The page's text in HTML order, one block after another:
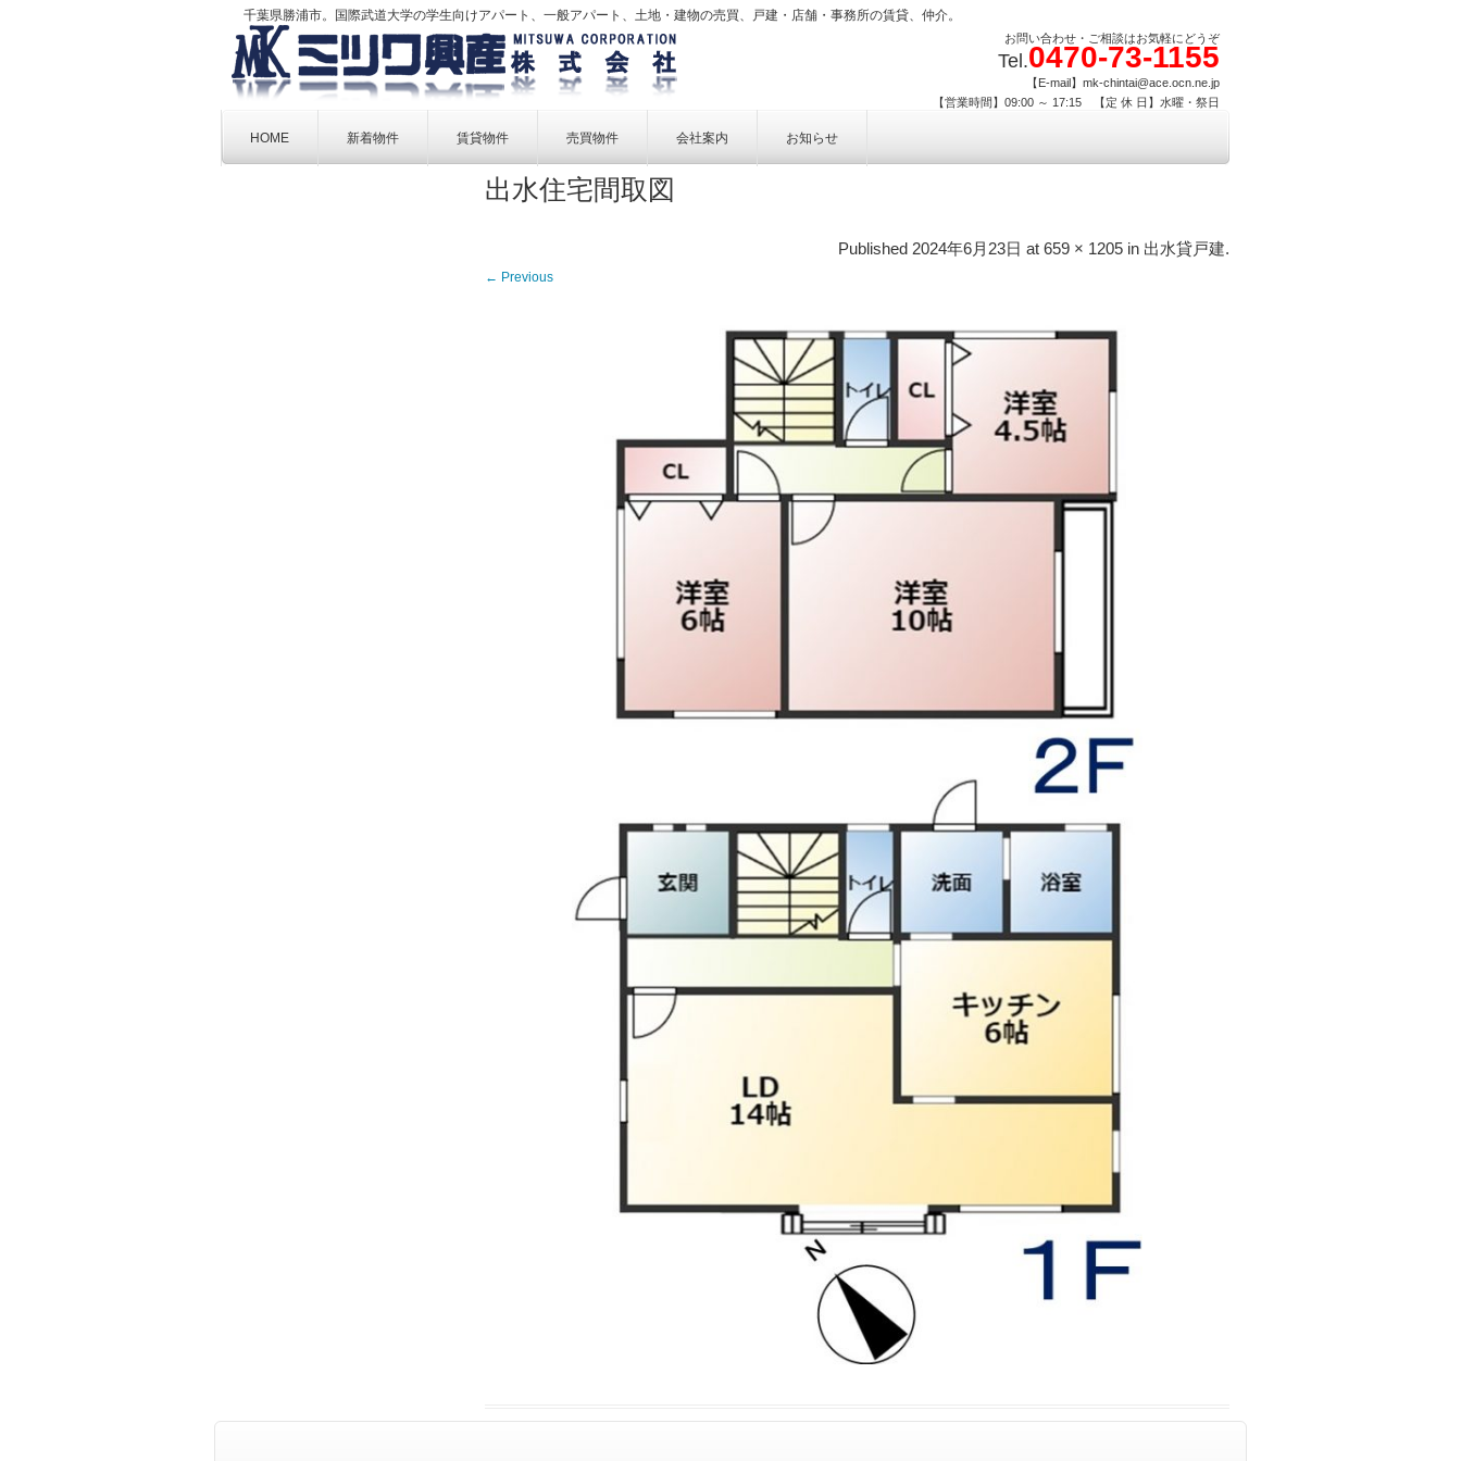
千葉県勝浦市。国際武道大学の学生向けアパート、一般アパート、土地・建物の売買、戸建・店舗・事務所の賃貸、仲介。
お問い合わせ・ご相談はお気軽にどうぞ
Tel.0470-73-1155
【E-mail】mk-chintai@ace.ocn.ne.jp
【営業時間】09:00 ～ 17:15 【定 休 日】水曜・祭日
contentHOME 新着物件 賃貸物件
賃貸物件一覧
売買物件
売買物件一覧
会社案内 お知らせ
出水住宅間取図
Published 2024年6月23日 at 659 × 1205 in 出水貸戸建.
← Previous